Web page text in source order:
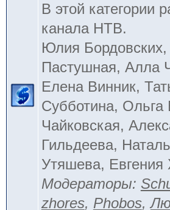
В этой категории
канала НТВ.
Юлия
Пастушная, Алла
Елена Винник,
Субботина, Ольга
Чайковская,
Гильдеева,
Утяшева, Евгения
Модераторы:
zhores, Phobos,